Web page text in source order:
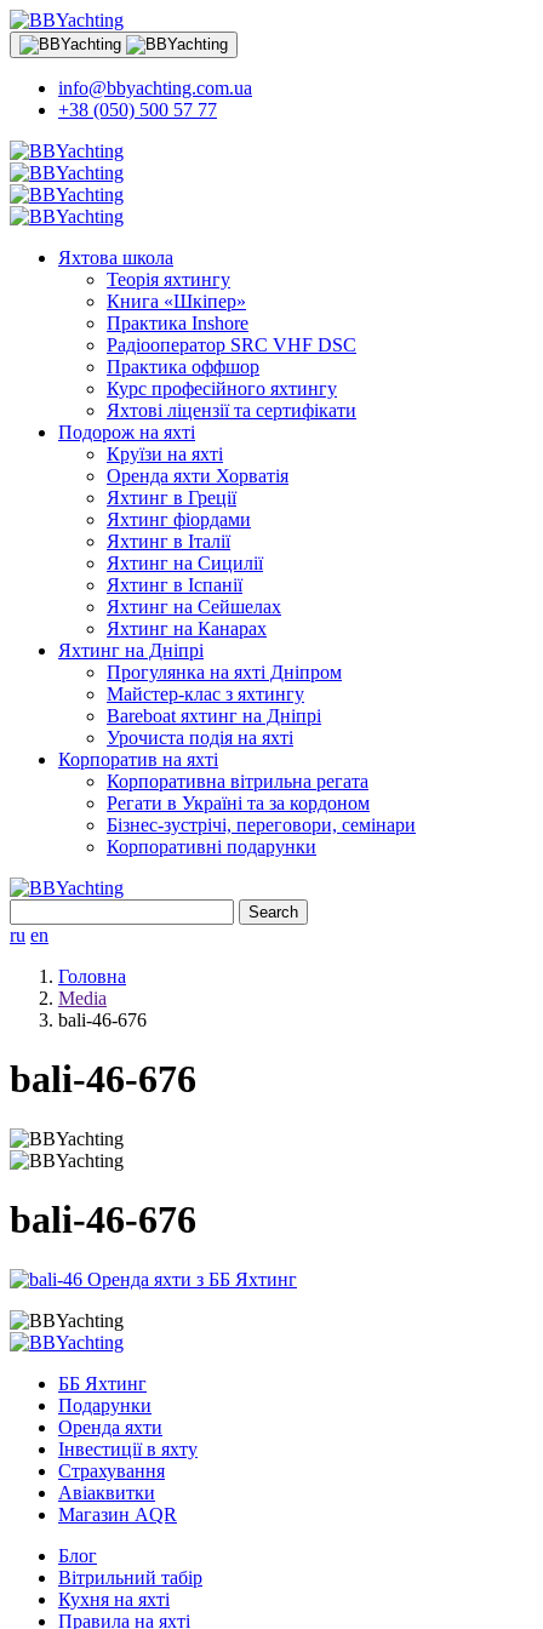
info@bbyachting.com.ua
+38 (050) 500 57 77
Яхтова школа
Теорія яхтингу
Книга «Шкіпер»
Практика Inshore
Радіооператор SRC VHF DSC
Практика оффшор
Курс професійного яхтингу
Яхтові ліцензії та сертифікати
Подорож на яхті
Круїзи на яхті
Оренда яхти Хорватія
Яхтинг в Греції
Яхтинг фіордами
Яхтинг в Італії
Яхтинг на Сицилії
Яхтинг в Іспанії
Яхтинг на Сейшелах
Яхтинг на Канарах
Яхтинг на Дніпрі
Прогулянка на яхті Дніпром
Майстер-клас з яхтингу
Bareboat яхтинг на Дніпрі
Урочиста подія на яхті
Корпоратив на яхті
Корпоративна вітрильна регата
Регати в Україні та за кордоном
Бізнес-зустрічі, переговори, семінари
Корпоративні подарунки
for:
ru en
Головна
Media
bali-46-676
bali-46-676
bali-46-676
ББ Яхтинг
Подарунки
Оренда яхти
Інвестиції в яхту
Страхування
Авіаквитки
Магазин AQR
Блог
Вітрильний табір
Кухня на яхті
Правила на яхті